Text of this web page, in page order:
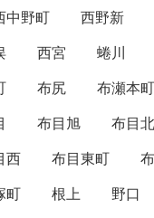
中野町 西野新
西宮 蜷川
布尻 布瀬本町
布目旭
布目北
西 布目東町
町 根上 野口